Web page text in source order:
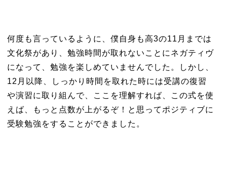
何度も言っているように、僕自身も高3の11月までは
文化祭があり、勉強時間が取れないことにネガティヴ
になって、勉強を楽しめていませんでした。しかし、
12月以降、しっかり時間を取れた時には受講の復習
や演習に取り組んで、ここを理解すれば、この式を使
えば、もっと点数が上がるぞ！と思ってポジティブに
受験勉強をすることができました。